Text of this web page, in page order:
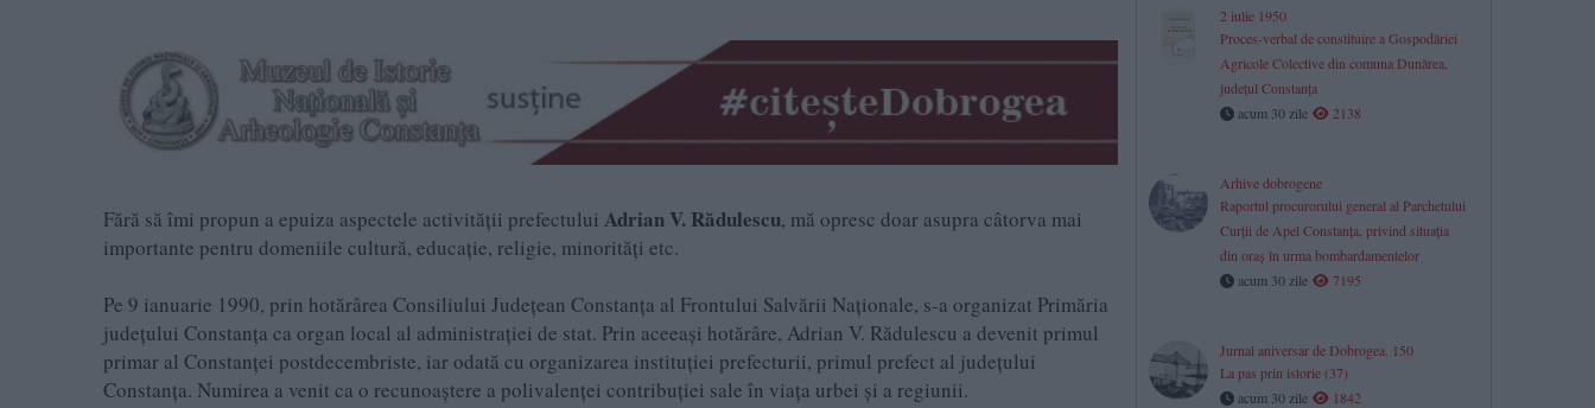
Fără să îmi propun a epuiza aspectele activității prefectului Adrian V. Rădulescu, mă opresc doar asupra câtorva mai
importante pentru domeniile cultură, educație, religie, minorități etc.
Pe 9 ianuarie 1990, prin hotărârea Consiliului Județean Constanța al Frontului Salvării Naționale, s-a organizat Primăria
județului Constanța ca organ local al administrației de stat. Prin aceeași hotărâre, Adrian V. Rădulescu a devenit primul
primar al Constanței postdecembriste, iar odată cu organizarea instituției prefecturii, primul prefect al județului
Constanța. Numirea a venit ca o recunoaștere a polivalenței contribuției sale în viața urbei și a regiunii.
2 iulie 1950
Proces-verbal de constituire a Gospodăriei
Agricole Colective din comuna Dunărea,
județul Constanța
acum 30 zile
2138
Arhive dobrogene
Raportul procurorului general al Parchetului
Curţii de Apel Constanţa, privind situaţia
din oraş în urma bombardamentelor
acum 30 zile
7195
Jurnal aniversar de Dobrogea. 150
La pas prin istorie (37)
acum 30 zile
1842